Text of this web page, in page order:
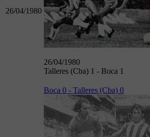
26/04/1980
26/04/1980
Talleres (Cba) 1 - Boca 1
Boca 0 - Talleres (Cba) 0